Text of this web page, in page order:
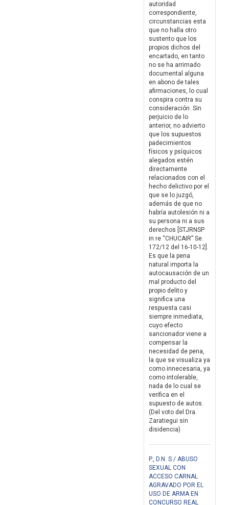
autoridad
correspondiente,
circunstancias esta
que no halla otro
sustento que los
propios dichos del
encartado, en tanto
no se ha arrimado
documental alguna
en abono de tales
afirmaciones, lo cual
conspira contra su
consideración. Sin
perjuicio de lo
anterior, no advierto
que los supuestos
padecimientos
físicos y psíquicos
alegados estén
directamente
relacionados con el
hecho delictivo por el
que se lo juzgó,
además de que no
habría autolesión ni a
su persona ni a sus
derechos [STJRNSP
in re “CHUCAIR” Se.
172/12 del 16-10-12].
Es que la pena
natural importa la
autocausación de un
mal producto del
propio delito y
significa una
respuesta casi
siempre inmediata,
cuyo efecto
sancionador viene a
compensar la
necesidad de pena,
la que se visualiza ya
como innecesaria, ya
como intolerable,
nada de lo cual se
verifica en el
supuesto de autos.
(Del voto del Dra.
Zaratiegui sin
disidencia)
P., D.N. S / ABUSO
SEXUAL CON
ACCESO CARNAL
AGRAVADO POR EL
USO DE ARMA EN
CONCURSO REAL